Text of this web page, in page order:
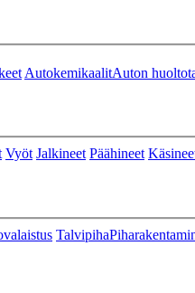
AutokemikaalitAuton
Vyöt Jalkineet Päähineet
Talvipiha